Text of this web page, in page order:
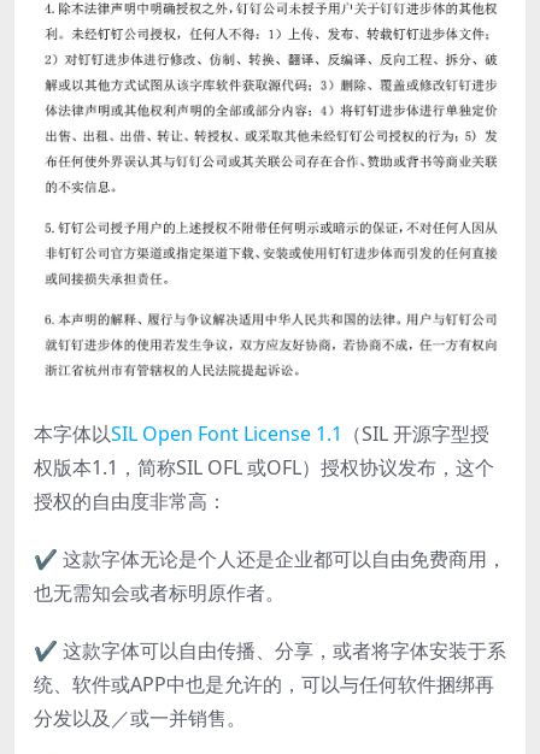
本字体以SIL Open Font License 1.1 （SIL 开源字型授
权版本1.1，简称SIL OFL 或OFL）授权协议发布，这个
授权的自由度非常高：
✔ 这款字体无论是个人还是企业都可以自由免费商用，
也无需知会或者标明原作者。
✔ 这款字体可以自由传播、分享，或者将字体安装于系
统、软件或APP中也是允许的，可以与任何软件捆绑再
分发以及／或一并销售。